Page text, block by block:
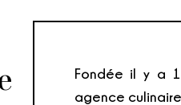
Fondée il y a
agence